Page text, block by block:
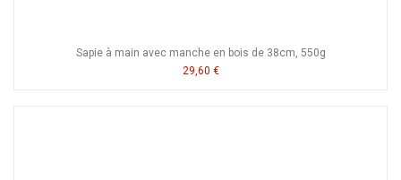
Sapie à main avec manche en bois de 38cm, 550g
29,60 €